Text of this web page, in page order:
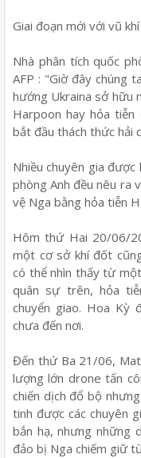
Giai đoạn mới với vũ
Nhà phân tích quốc
AFP : "Giờ đây chúng
hướng Ukraina sở hữu
Harpoon hay hỏa tiễn
bắt đầu thách thức hải
Nhiều chuyên gia
phòng Anh đều nêu ra
vệ Nga bằng hỏa tiễn
Hôm thứ Hai 20/06/
một cơ sở khí đốt
có thể nhìn thấy từ
quân sự trên, hỏa
chuyển giao. Hoa Kỳ
chưa đến nơi.
Đến thứ Ba 21/06,
lượng lớn drone tấn
chiến dịch đổ bộ
tinh được các chuyên
bắn hạ, nhưng những
đảo bị Nga chiếm giữ